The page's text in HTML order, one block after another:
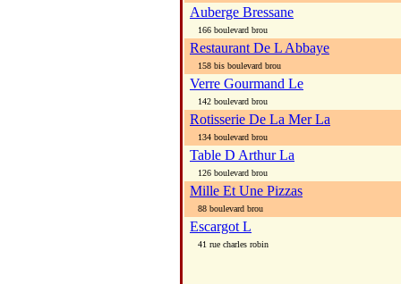
Auberge Bressane
166 boulevard brou
Restaurant De L Abbaye
158 bis boulevard brou
Verre Gourmand Le
142 boulevard brou
Rotisserie De La Mer La
134 boulevard brou
Table D Arthur La
126 boulevard brou
Mille Et Une Pizzas
88 boulevard brou
Escargot L
41 rue charles robin